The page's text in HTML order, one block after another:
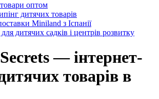
оптом
дитячих товарів
Miniland з Іспанії
дитячих садків і центрів розвитку
— інтернет-
товарів в